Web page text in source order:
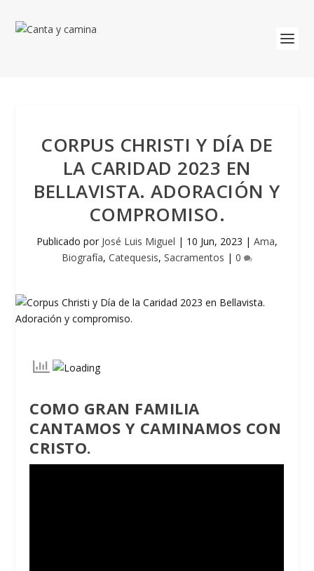
CORPUS CHRISTI Y DÍA DE
LA CARIDAD 2023 EN
BELLAVISTA. ADORACIÓN Y
COMPROMISO.
Publicado por José Luis Miguel | 10 Jun, 2023 | Ama,
Biografía, Catequesis, Sacramentos | 0
COMO GRAN FAMILIA
CANTAMOS Y CAMINAMOS CON
CRISTO.